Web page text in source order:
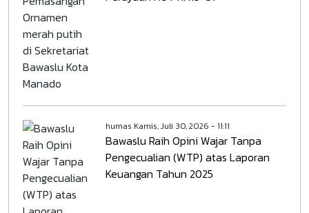
humas Kamis, Juli 30, 2026 - 11:11
Bawaslu Raih Opini Wajar Tanpa
Pengecualian (WTP) atas Laporan
Keuangan Tahun 2025